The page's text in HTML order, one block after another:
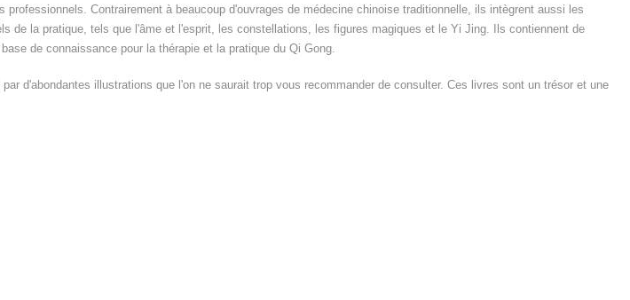
professionnels. Contrairement à beaucoup d'ouvrages de médecine chinoise traditionnelle, ils intègrent aussi les
de la pratique, tels que l'âme et l'esprit, les constellations, les figures magiques et le Yi Jing. Ils contiennent de
de connaissance pour la thérapie et la pratique du Qi Gong.
d'abondantes illustrations que l'on ne saurait trop vous recommander de consulter. Ces livres sont un trésor et une